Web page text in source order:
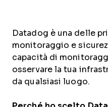
Datadog è una delle
monitoraggio e
capacità di
osservare la tua
da qualsiasi luogo.